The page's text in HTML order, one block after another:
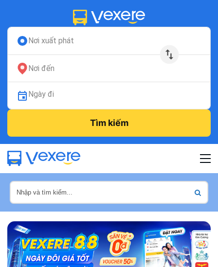
Nơi xuất phát
Nơi đến
Ngày đi
Tìm kiếm